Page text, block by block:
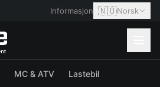
Informasjon 🇳🇴Norsk
MC & ATV
Lastebil